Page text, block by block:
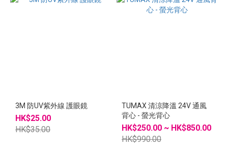
價格
3M 防UV紫外線 護眼鏡
HK$25.00
HK$35.00
TUMAX 清涼降溫 24V 通風
背心 - 螢光背心
HK$250.00 ~ HK$850.00
HK$990.00